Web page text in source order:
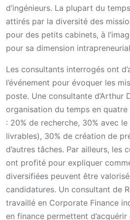
d’ingénieurs. La plupart du
attirés par la diversité des
pour des petits cabinets, à
pour sa dimension
Les consultants interrogés ont
l’événement pour évoquer les
poste. Une consultante d’Arthur
organisation du temps en
: 20% de recherche, 30% avec
livrables), 30% de création de
d’autres tâches. Par ailleurs, les
ont profité pour expliquer
diversifiées peuvent être
candidatures. Un consultant de
travaillé en Corporate Finance
en finance permettent